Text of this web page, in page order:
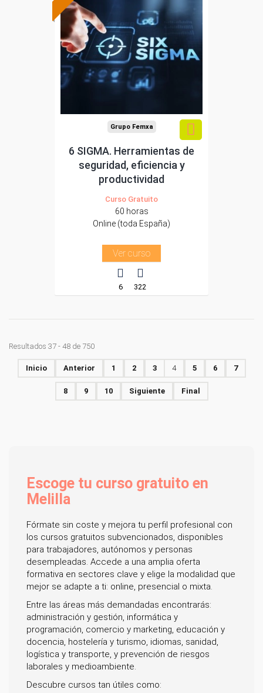
Formación 100%
subvencionada.
Para desempleados,
trabajadores y
autónomos.
Sector
-Metal.
Grupo Femxa
6 SIGMA. Herramientas de
seguridad, eficiencia y
productividad
Curso Gratuito
60 horas
Online (toda España)
Ver curso
6 322
Resultados 37 - 48 de 750
Inicio Anterior 1 2 3 4 5 6 7
8 9 10 Siguiente Final
Escoge tu curso gratuito en
Melilla
Fórmate sin coste y mejora tu perfil profesional con
los cursos gratuitos subvencionados, disponibles
para trabajadores, autónomos y personas
desempleadas. Accede a una amplia oferta
formativa en sectores clave y elige la modalidad que
mejor se adapte a ti: online, presencial o mixta.
Entre las áreas más demandadas encontrarás:
administración y gestión, informática y
programación, comercio y marketing, educación y
docencia, hostelería y turismo, idiomas, sanidad,
logística y transporte, y prevención de riesgos
laborales y medioambiente.
Descubre cursos tan útiles como: